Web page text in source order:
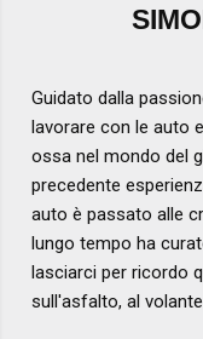
Guidato dalla
lavorare con le auto
ossa nel mondo del
precedente
auto è passato alle
lungo tempo ha
lasciarci per ricordo
sull'asfalto, al